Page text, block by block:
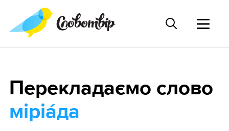
Перекладаємо слово
міріа́да